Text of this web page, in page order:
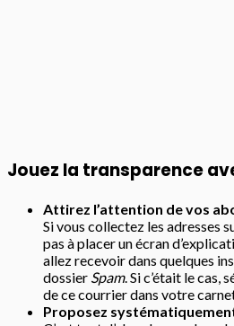
Jouez la transparence
Attirez l’attention de vos
Si vous collectez les adresses
pas à placer un écran
allez recevoir dans quelques
dossier Spam. Si c’était le cas,
de ce courrier dans votre
Proposez